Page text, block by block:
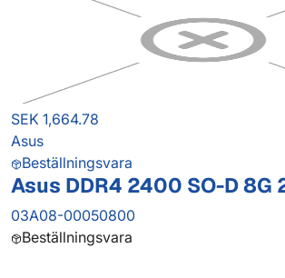
SEK 1,664.78
Asus
Beställningsvara
Asus DDR4 2400 SO-D 8G
03A08-00050800
Beställningsvara